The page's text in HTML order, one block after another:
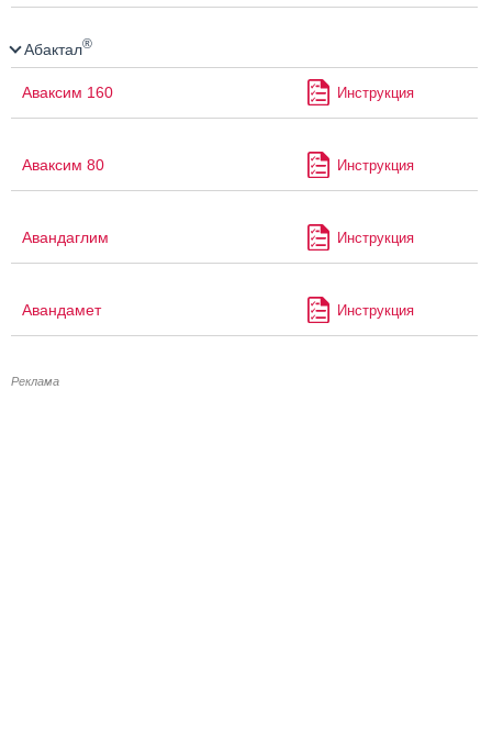
Абактал®
Аваксим 160 Инструкция
Аваксим 80 Инструкция
Авандаглим Инструкция
Авандамет Инструкция
Реклама